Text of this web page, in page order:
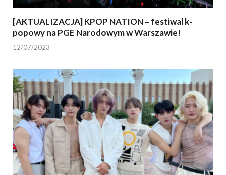
[AKTUALIZACJA] KPOP NATION – festiwal k-
popowy na PGE Narodowym w Warszawie!
12/07/2023